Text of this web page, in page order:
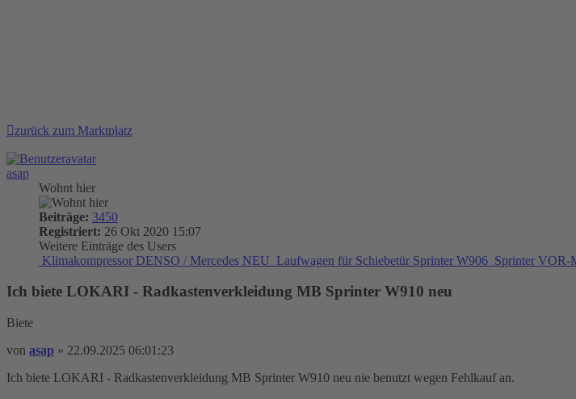
zurück zum Marktplatz
asap
Wohnt hier
Beiträge: 3450
Registriert: 26 Okt 2020 15:07
Weitere Einträge des Users
Klimakompressor DENSO / Mercedes NEU Laufwagen für Schiebetür Sprinter W906 Sprinter VOR-
Ich biete LOKARI - Radkastenverkleidung MB Sprinter W910 neu
Biete
von asap » 22.09.2025 06:01:23
Ich biete LOKARI - Radkastenverkleidung MB Sprinter W910 neu nie benutzt wegen Fehlkauf an.